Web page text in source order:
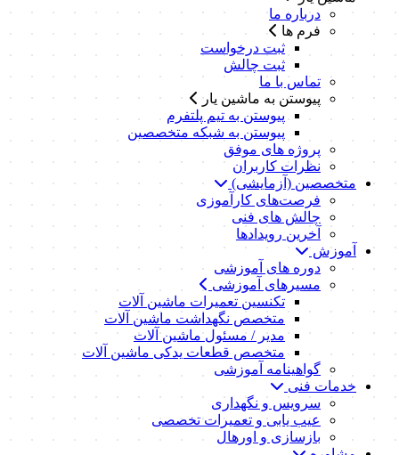
درباره ما
فرم ها
ثبت درخواست
ثبت چالش
تماس با ما
پیوستن به ماشین یار
پیوستن به تیم پلتفرم
پیوستن به شبکه متخصصین
پروژه های موفق
نظرات کاربران
متخصصین (آزمایشی)
فرصت‌های کارآموزی
چالش های فنی
آخرین رویدادها
آموزش
دوره های آموزشی
مسیرهای آموزشی
تکنسین تعمیرات ماشین آلات
متخصص نگهداشت ماشین آلات
مدیر / مسئول ماشین آلات
متخصص قطعات یدکی ماشین آلات
گواهینامه آموزشی
خدمات فنی
سرویس و نگهداری
عیب یابی و تعمیرات تخصصی
بازسازی و اورهال